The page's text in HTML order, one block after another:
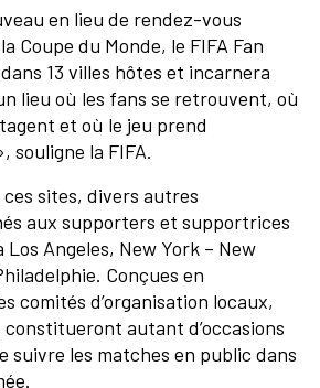
en lieu de rendez-vous
Coupe du Monde, le FIFA Fan
13 villes hôtes et incarnera
lieu où les fans se retrouvent, où
et où le jeu prend
souligne la FIFA.
sites, divers autres
aux supporters et supportrices
Angeles, New York – New
Conçues en
comités d’organisation locaux,
autant d’occasions
suivre les matches en public dans